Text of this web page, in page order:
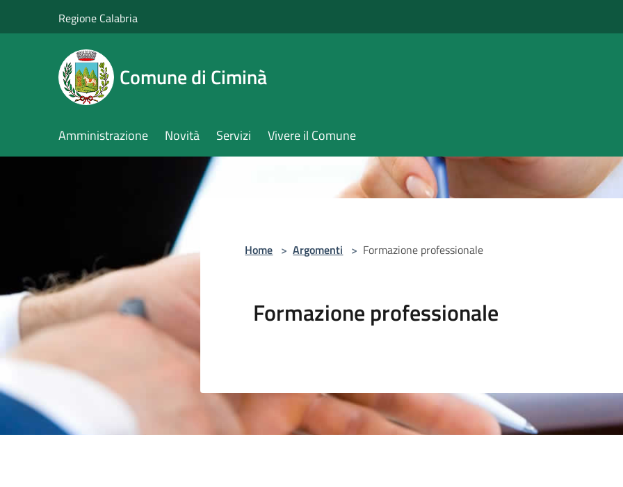
Regione Calabria
Comune di Ciminà
Amministrazione Novità Servizi Vivere il Comune
Home > Argomenti > Formazione professionale
Formazione professionale